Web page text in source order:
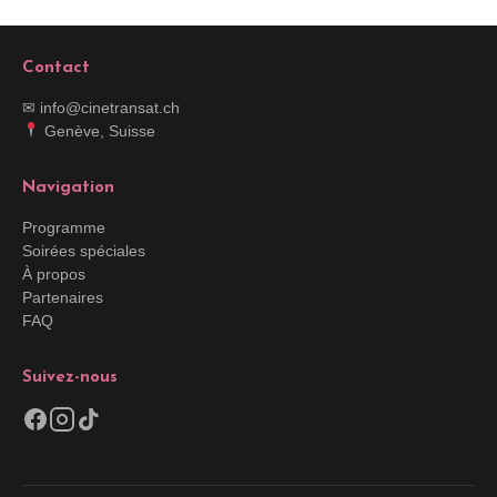
Contact
✉ info@cinetransat.ch
Genève, Suisse
Navigation
Programme
Soirées spéciales
À propos
Partenaires
FAQ
Suivez-nous